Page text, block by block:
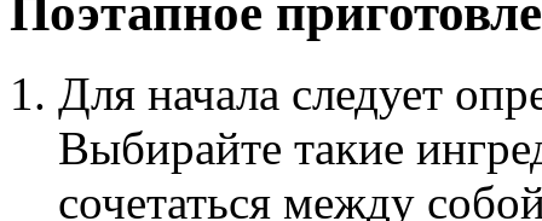
Поэтапное
Для начала следует
Выбирайте такие
сочетаться между